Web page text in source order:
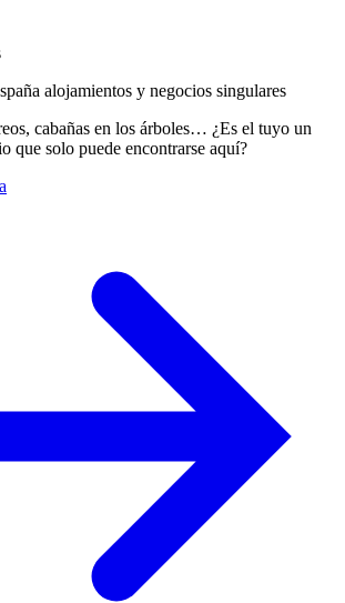
alojamientos y negocios singulares
cabañas en los árboles… ¿Es el tuyo un
que solo puede encontrarse aquí?